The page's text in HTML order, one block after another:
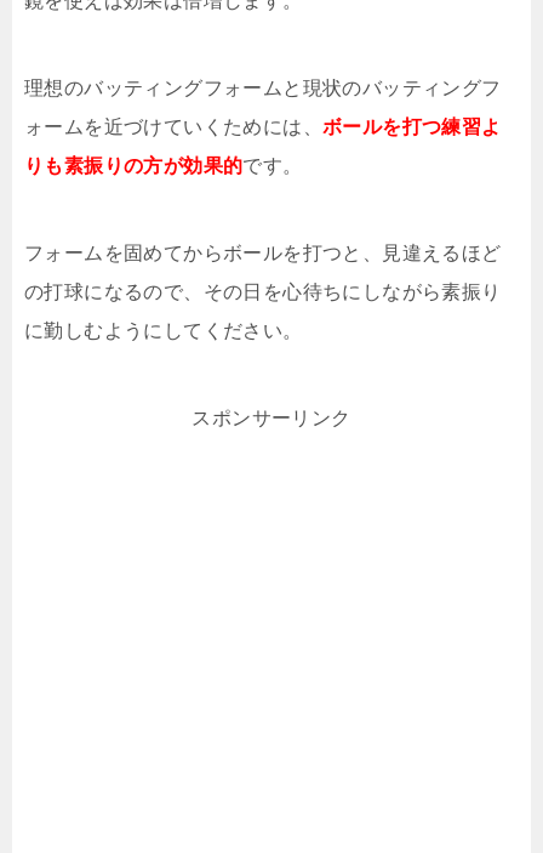
理想のバッティングフォームと現状のバッティングフ
ォームを近づけていくためには、 ボールを打つ練習よ
りも素振りの方が効果的です。
フォームを固めてからボールを打つと、見違えるほど
の打球になるので、その日を心待ちにしながら素振り
に勤しむようにしてください。
スポンサーリンク